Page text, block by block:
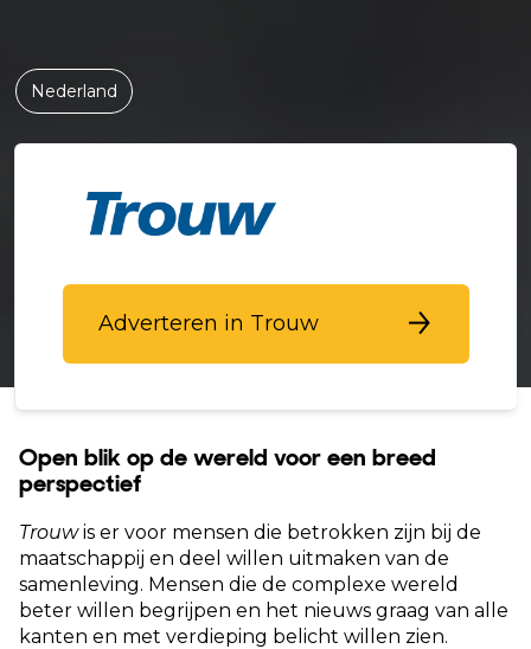
Nederland
Adverteren in Trouw
Open blik op de wereld voor een breed
perspectief
Trouwis er voor mensen die betrokken zijn bij de
maatschappij en deel willen uitmaken van de
samenleving. Mensen die de complexe wereld
beter willen begrijpen en het nieuws graag van alle
kanten en met verdieping belicht willen zien.